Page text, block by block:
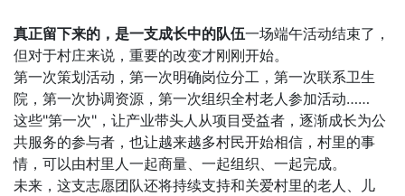
真正留下来的，是一支成长中的队伍一场端午活动结束了，
但对于村庄来说，重要的改变才刚刚开始。
第一次策划活动，第一次明确岗位分工，第一次联系卫生
院，第一次协调资源，第一次组织全村老人参加活动……
这些"第一次"，让产业带头人从项目受益者，逐渐成长为公
共服务的参与者，也让越来越多村民开始相信，村里的事
情，可以由村里人一起商量、一起组织、一起完成。
未来，这支志愿团队还将持续支持和关爱村里的老人、儿